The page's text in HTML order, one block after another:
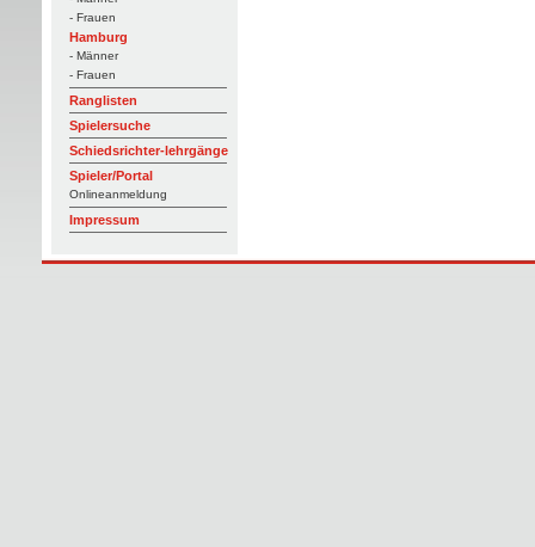
- Frauen
Hamburg
- Männer
- Frauen
Ranglisten
Spielersuche
Schiedsrichter-lehrgänge
Spieler/Portal
Onlineanmeldung
Impressum